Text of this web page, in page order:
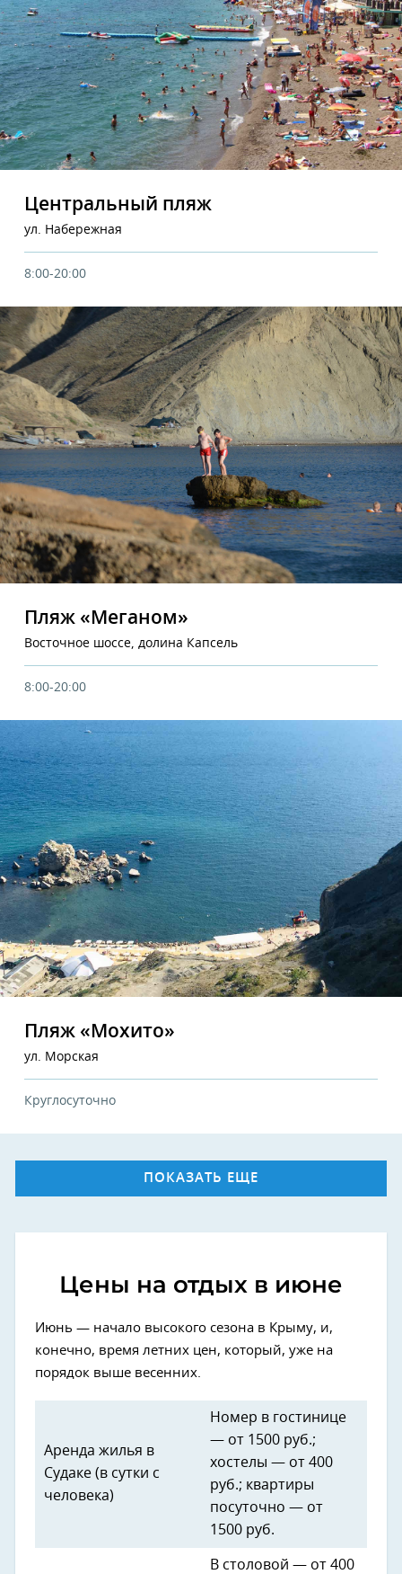
Центральный пляж
ул. Набережная
8:00-20:00
Пляж «Меганом»
Восточное шоссе, долина Капсель
8:00-20:00
Пляж «Мохито»
ул. Морская
Круглосуточно
ПОКАЗАТЬ ЕЩЕ
Цены на отдых в июне
Июнь — начало высокого сезона в Крыму, и,
конечно, время летних цен, который, уже на
порядок выше весенних.
Аренда жилья в
Судаке (в сутки с
человека)
Номер в гостинице
— от 1500 руб.;
хостелы — от 400
руб.; квартиры
посуточно — от
1500 руб.
В столовой — от 400